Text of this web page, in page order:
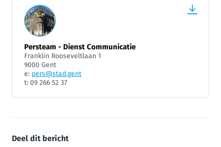
Persteam - Dienst Communicatie
Franklin Rooseveltlaan 1
9000 Gent
e: pers@stad.gent
t: 09 266 52 37
Deel dit bericht